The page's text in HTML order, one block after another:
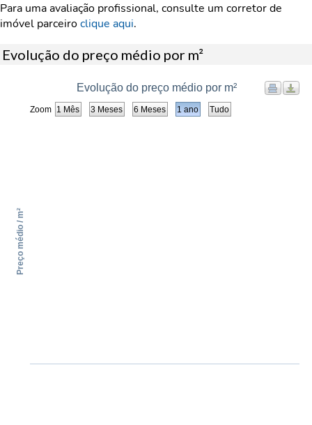
Para uma avaliação profissional, consulte um corretor de
imóvel parceiroclique aqui.
Evolução do preço médio por m²
Zoom
Evolução do preço médio por m²
Preço médio / m²
1 Mês 3 Meses 6 Meses 1 ano Tudo